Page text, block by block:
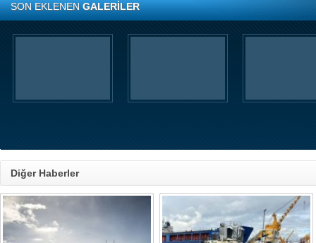
SON EKLENENGALERİLER
Diğer Haberler